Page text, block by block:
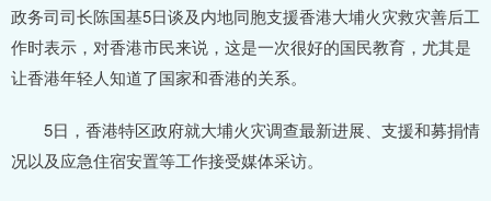
政务司司长陈国基5日谈及内地同胞支援香港大埔火灾救灾善后工
作时表示，对香港市民来说，这是一次很好的国民教育，尤其是
让香港年轻人知道了国家和香港的关系。
5日，香港特区政府就大埔火灾调查最新进展、支援和募捐情
况以及应急住宿安置等工作接受媒体采访。